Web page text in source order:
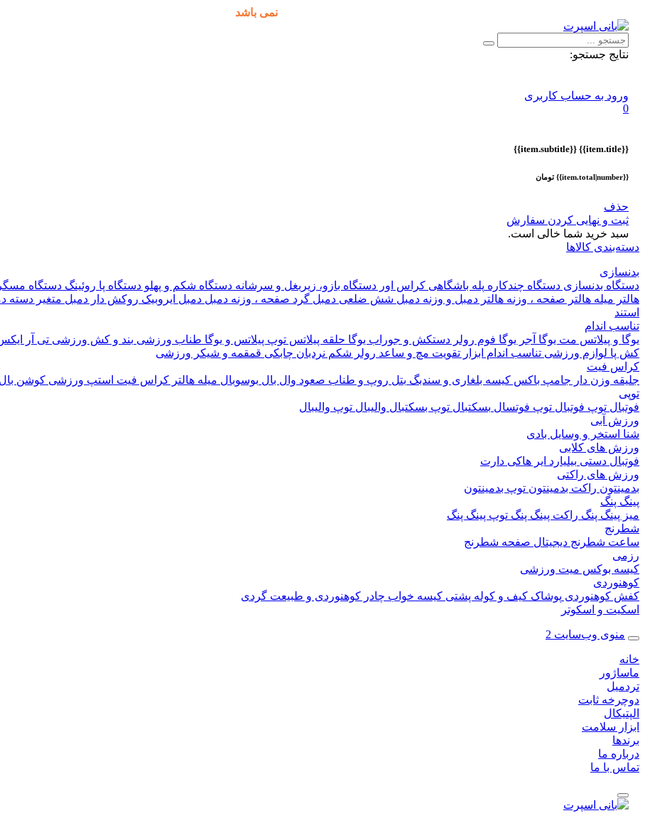
نمی باشد
نتایج جستجو:
ورود به حساب کاربری
0
{{item.title}}
{{item.subtitle}}
{{item.total|number}} تومان
حذف
ثبت و نهایی کردن سفارش
سبد خرید شما خالی است.
دسته‌بندی کالاها
بدنسازی
دستگاه بدنسازی دستگاه چندکاره پله باشگاهی کراس اور دستگاه بازو، زیربغل و سرشانه دستگاه شکم و پهلو دستگاه پا روئینگ دستگاه
هالتر میله هالتر صفحه ، وزنه هالتر دمبل و وزنه دمبل شش ضلعی دمبل گرد صفحه ، وزنه دمبل دمبل ایروبیک روکش دار دمبل متغیر دسته
استند
تناسب اندام
یوگا و پیلاتس مت یوگا آجر یوگا فوم رولر دستکش و جوراب یوگا حلقه پیلاتس توپ پیلاتس و یوگا طناب ورزشی بند و کش ورزشی تی آر
کش پا لوازم ورزشی تناسب اندام ابزار تقویت مچ و ساعد رولر شکم نردبان چابکی قمقمه و شیکر ورزشی
کراس فیت
جلیقه وزن دار جامپ باکس کیسه بلغاری و سندبگ بتل روپ و طناب صعود وال بال بوسوبال میله هالتر کراس فیت استپ ورزشی کوشن بال
توپی
فوتبال توپ فوتبال توپ فوتسال بسکتبال توپ بسکتبال والیبال توپ والیبال
ورزش آبی
شنا استخر و وسایل بادی
ورزش های کلابی
فوتبال دستی بیلیارد ایر هاکی دارت
ورزش های راکتی
بدمینتون راکت بدمینتون توپ بدمینتون
پینگ پنگ
میز پینگ پنگ راکت پینگ پنگ توپ پینگ پنگ
شطرنج
ساعت شطرنج دیجیتال صفحه شطرنج
رزمی
کیسه بوکس میت ورزشی
کوهنوردی
کفش کوهنوردی پوشاک کیف و کوله پشتی کیسه خواب چادر کوهنوردی و طبیعت گردی
اسکیت و اسکوتر
منوی وب‌سایت 2
خانه
ماساژور
تردمیل
دوچرخه ثابت
الپتیکال
ابزار سلامت
برندها
درباره ما
تماس با ما